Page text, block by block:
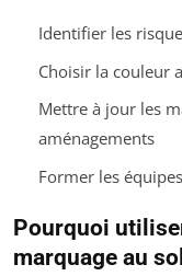
Identifier les
Choisir la couleur
Mettre à jour les
aménagements
Former les
Pourquoi
marquage au